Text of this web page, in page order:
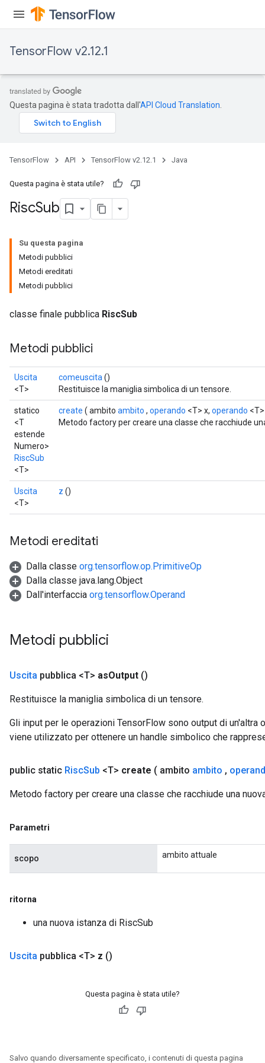
TensorFlow v2.12.1
Questa pagina è stata tradotta dall'API Cloud Translation
TensorFlow API TensorFlow v2.12.1 Java
Questa pagina è stata utile?
RiscSub
Su questa pagina
Metodi pubblici
Metodi ereditati
Metodi pubblici
classe finale pubblica RiscSub
Metodi pubblici
Uscita
<T>
comeuscita ()
Restituisce la maniglia simbolica di un tensore.
statico
<T
estende
Numero>
RiscSub
<T>
create ( ambito ambito , operando <T> x, operando
Metodo factory per creare una classe che racchiude
Uscita
<T>
z ()
Metodi ereditati
Dalla classe org.tensorflow.op.PrimitiveOp
Dalla classe java.lang.Object
Dall'interfaccia org.tensorflow.Operand
Metodi pubblici
Uscita pubblica <T> asOutput ()
Restituisce la maniglia simbolica di un tensore.
Gli input per le operazioni TensorFlow sono output di un'altra
viene utilizzato per ottenere un handle simbolico che
public static RiscSub <T> create ( ambito ambito ,
Metodo factory per creare una classe che racchiude una
Parametri
scopo ambito attuale
ritorna
una nuova istanza di RiscSub
Uscita pubblica <T> z ()
Questa pagina è stata utile?
Salvo quando diversamente specificato, i contenuti di questa pagina